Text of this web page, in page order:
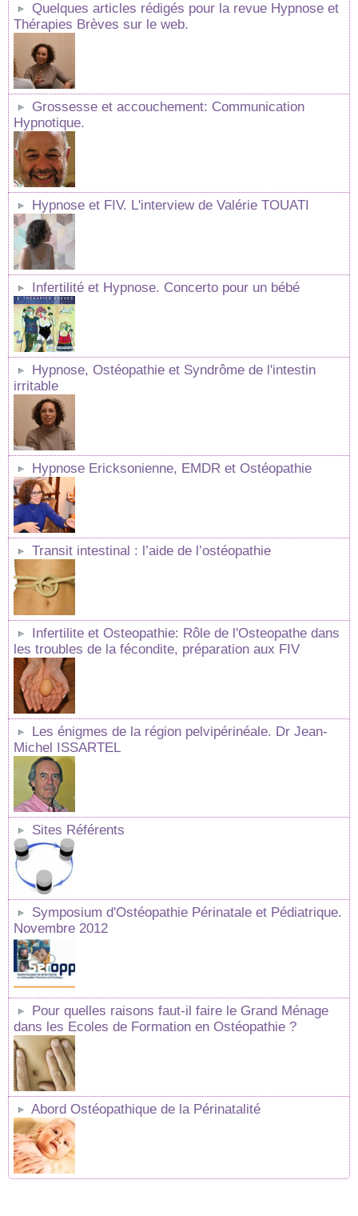
Quelques articles rédigés pour la revue Hypnose et
Thérapies Brèves sur le web.
Grossesse et accouchement: Communication
Hypnotique.
Hypnose et FIV. L'interview de Valérie TOUATI
Infertilité et Hypnose. Concerto pour un bébé
Hypnose, Ostéopathie et Syndrôme de l'intestin
irritable
Hypnose Ericksonienne, EMDR et Ostéopathie
Transit intestinal : l’aide de l’ostéopathie
Infertilite et Osteopathie: Rôle de l'Osteopathe dans
les troubles de la fécondite, préparation aux FIV
Les énigmes de la région pelvipérinéale. Dr Jean-
Michel ISSARTEL
Sites Référents
Symposium d'Ostéopathie Périnatale et Pédiatrique.
Novembre 2012
Pour quelles raisons faut-il faire le Grand Ménage
dans les Ecoles de Formation en Ostéopathie ?
Abord Ostéopathique de la Périnatalité